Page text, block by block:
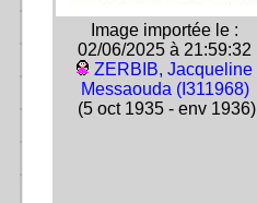
Image importée le :
02/06/2025 à 21:59:32
ZERBIB, Jacqueline
Messaouda (I311968)
(5 oct 1935 - env 1936)